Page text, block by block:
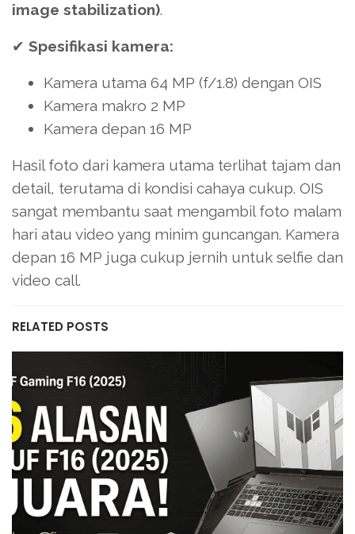
image stabilization).
✔ Spesifikasi kamera:
Kamera utama 64 MP (f/1.8) dengan OIS
Kamera makro 2 MP
Kamera depan 16 MP
Hasil foto dari kamera utama terlihat tajam dan
detail, terutama di kondisi cahaya cukup. OIS
sangat membantu saat mengambil foto malam
hari atau video yang minim guncangan. Kamera
depan 16 MP juga cukup jernih untuk selfie dan
video call.
RELATED POSTS